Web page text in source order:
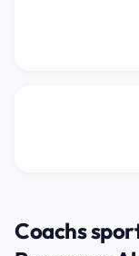
Coachs